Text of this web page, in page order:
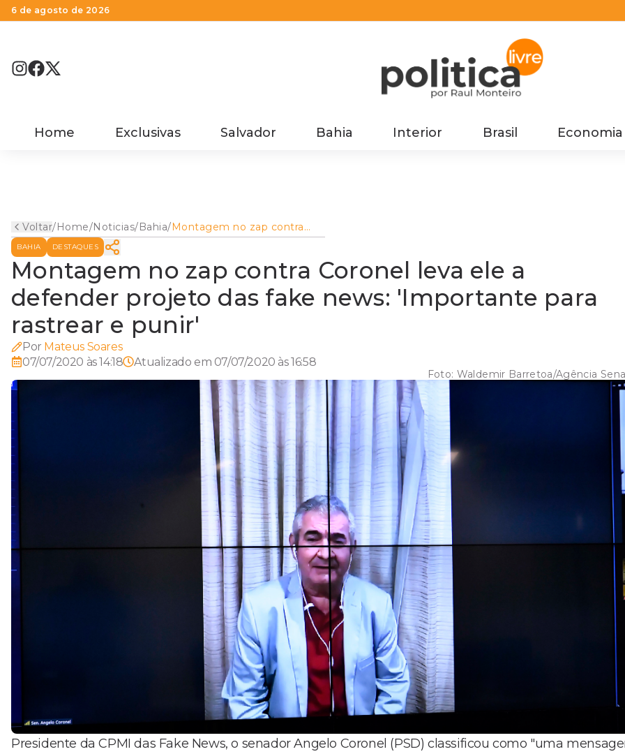
6 de agosto de 2026
Home Exclusivas Salvador Bahia Interior Brasil Economia
Voltar/Home/Noticias/Bahia/Montagem no zap contra
Coronel leva ele a defender
'Importante para rastrear e
punir'
BAHIA DESTAQUES
Montagem no zap contra Coronel leva ele a
defender projeto das fake news: 'Importante para
rastrear e punir'
Por Mateus Soares
07/07/2020 às 14:18
Atualizado em 07/07/2020 às 16:58
Foto: Waldemir Barretoa/Agência
Presidente da CPMI das Fake News, o senador Angelo Coronel (PSD) classificou como "uma